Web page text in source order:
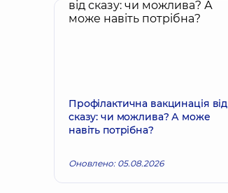
Профілактична вакцинація від
сказу: чи можлива? А може
навіть потрібна?
Оновлено: 05.08.2026